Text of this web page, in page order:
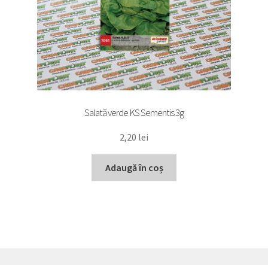
Salată verde KS Sementis 3g
2,20 lei
Adaugă în coș